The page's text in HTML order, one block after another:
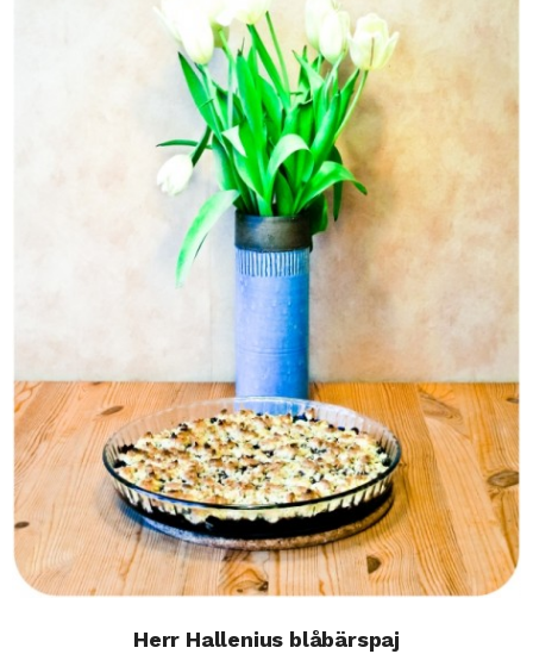
Herr Hallenius blåbärspaj